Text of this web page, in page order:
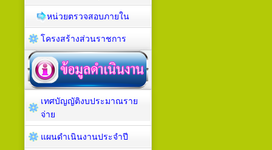
หน่วยตรวจสอบภายใน
โครงสร้างส่วนราชการ
เทศบัญญัติงบประมาณราย
จ่าย
แผนดำเนินงานประจำปี